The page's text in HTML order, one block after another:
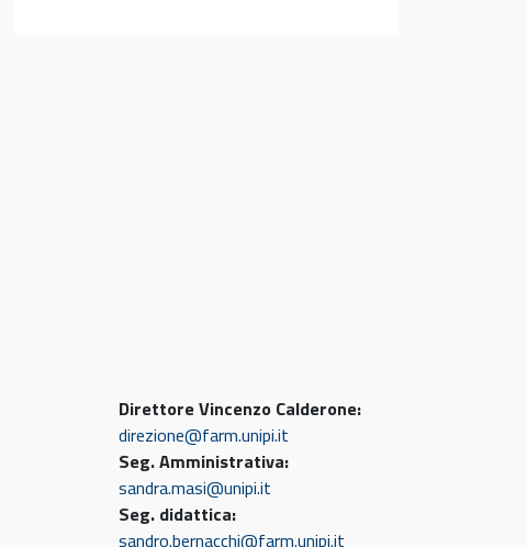
Direttore Vincenzo Calderone:
direzione@farm.unipi.it
Seg. Amministrativa:
sandra.masi@unipi.it
Seg. didattica:
sandro.bernacchi@farm.unipi.it